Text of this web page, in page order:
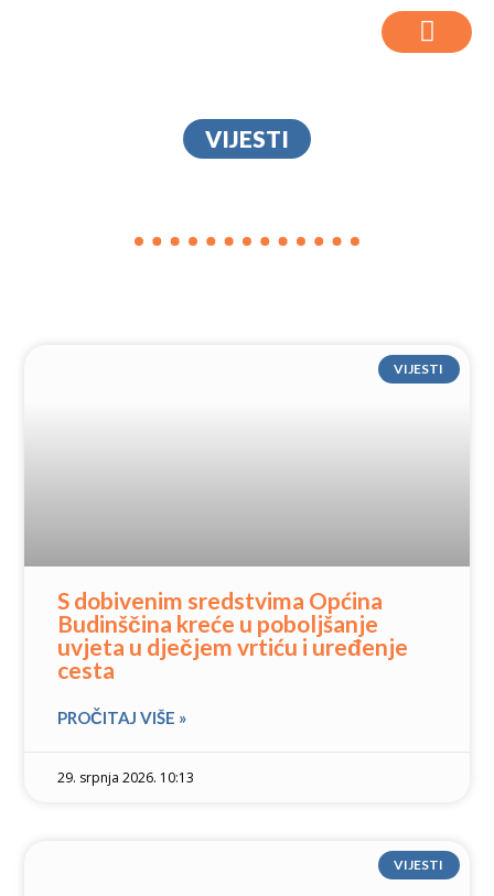
VIJESTI
VIJESTI
S dobivenim sredstvima Općina
Budinščina kreće u poboljšanje
uvjeta u dječjem vrtiću i uređenje
cesta
PROČITAJ VIŠE »
29. srpnja 2026. 10:13
VIJESTI